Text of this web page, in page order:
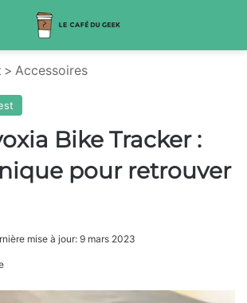
> Accessoires
Bike Tracker :
pour retrouver
mise à jour: 9 mars 2023